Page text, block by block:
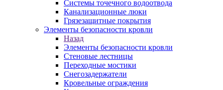
Системы точечного водоотвода
Канализационные люки
Грязезащитные покрытия
Элементы безопасности кровли
Назад
Элементы безопасности кровли
Стеновые лестницы
Переходные мостики
Снегозадержатели
Кровельные ограждения